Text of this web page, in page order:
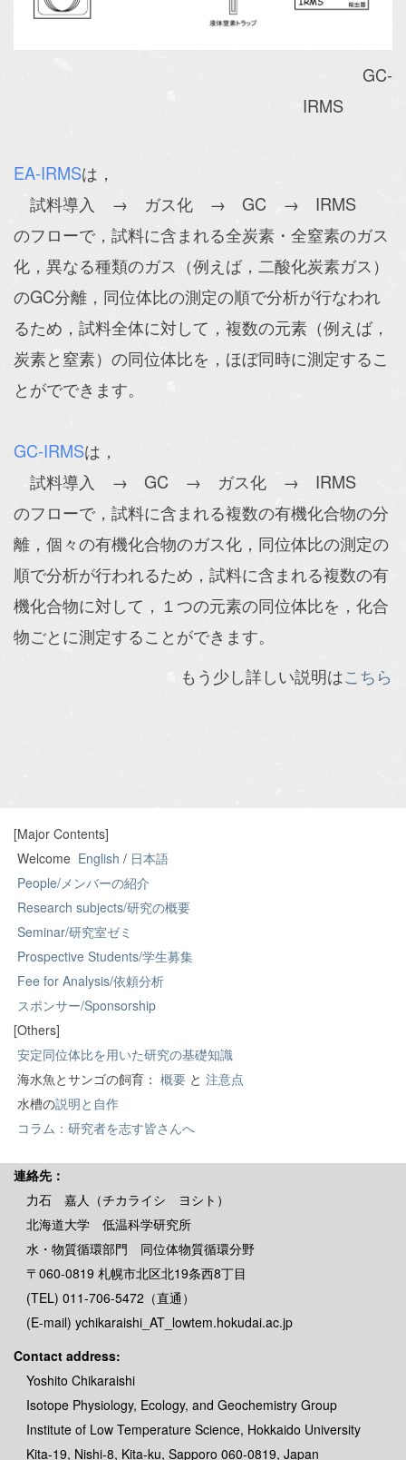
GC-
IRMS
EA-IRMSは，
試料導入 → ガス化 → GC → IRMS
のフローで，試料に含まれる全炭素・全窒素のガス
化，異なる種類のガス（例えば，二酸化炭素ガス）
のGC分離，同位体比の測定の順で分析が行なわれ
るため，試料全体に対して，複数の元素（例えば，
炭素と窒素）の同位体比を，ほぼ同時に測定するこ
とがでできます。
GC-IRMSは，
試料導入 → GC → ガス化 → IRMS
のフローで，試料に含まれる複数の有機化合物の分
離，個々の有機化合物のガス化，同位体比の測定の
順で分析が行われるため，試料に含まれる複数の有
機化合物に対して，１つの元素の同位体比を，化合
物ごとに測定することができます。
もう少し詳しい説明はこちら
[Major Contents]
Welcome English / 日本語
People/メンバーの紹介
Research subjects/研究の概要
Seminar/研究室ゼミ
Prospective Students/学生募集
Fee for Analysis/依頼分析
スポンサー/Sponsorship
[Others]
安定同位体比を用いた研究の基礎知識
海水魚とサンゴの飼育： 概要 と 注意点
水槽の説明と自作
コラム：研究者を志す皆さんへ
連絡先：
力石 嘉人（チカライシ ヨシト）
北海道大学 低温科学研究所
水・物質循環部門 同位体物質循環分野
〒060-0819 札幌市北区北19条西8丁目
(TEL) 011-706-5472（直通）
(E-mail) ychikaraishi_AT_lowtem.hokudai.ac.jp
Contact address:
Yoshito Chikaraishi
Isotope Physiology, Ecology, and Geochemistry Group
Institute of Low Temperature Science, Hokkaido University
Kita-19, Nishi-8, Kita-ku, Sapporo 060-0819, Japan